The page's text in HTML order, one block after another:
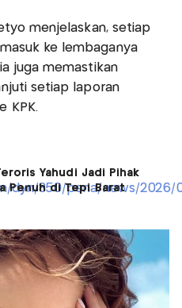
menjelaskan, setiap
ke lembaganya
juga memastikan
setiap laporan
KPK.
Yahudi Jadi Pihak
Penuh di Tepi Barat